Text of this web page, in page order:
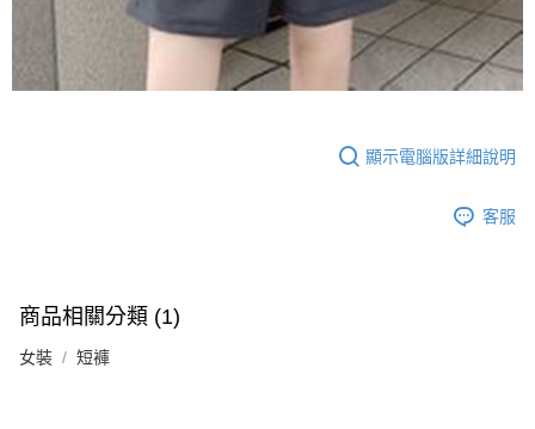
顯示電腦版詳細說明
客服
商品相關分類 (1)
女裝 短褲